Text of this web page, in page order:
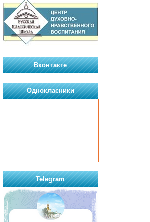
Вконтакте
Однокласники
Telegram